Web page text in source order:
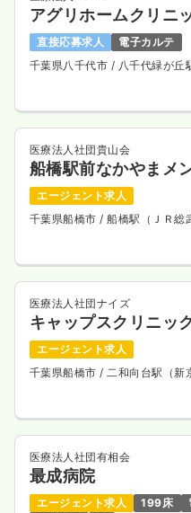
アグリホームクリニ
直接応募求人
電子カルテ
千葉県八千代市 / 八千代緑が丘
医療法人社団貴山会
船橋駅前なかやまメ
エージェント求人
千葉県船橋市/ 船橋駅（ＪＲ総
医療法人社団ナイズ
キャップスクリニッ
エージェント求人
千葉県船橋市/ 二和向台駅（新
医療法人社団有相会
最成病院
エージェント求人 199床